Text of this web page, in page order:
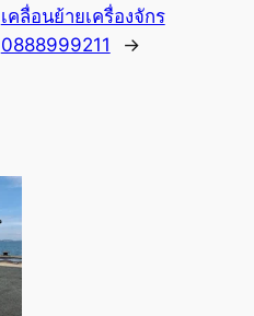
เคลื่อนย้ายเครื่องจักร
0888999211
→